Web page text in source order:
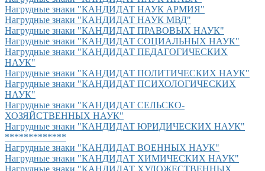
Нагрудные знаки "КАНДИДАТ НАУК АРМИЯ"
Нагрудные знаки "КАНДИДАТ НАУК МВД"
Нагрудные знаки "КАНДИДАТ ПРАВОВЫХ НАУК"
Нагрудные знаки "КАНДИДАТ СОЦИАЛЬНЫХ НАУК"
Нагрудные знаки "КАНДИДАТ ПЕДАГОГИЧЕСКИХ
НАУК"
Нагрудные знаки "КАНДИДАТ ПОЛИТИЧЕСКИХ НАУК"
Нагрудные знаки "КАНДИДАТ ПСИХОЛОГИЧЕСКИХ
НАУК"
Нагрудные знаки "КАНДИДАТ СЕЛЬСКО-
ХОЗЯЙСТВЕННЫХ НАУК"
Нагрудные знаки "КАНДИДАТ ЮРИДИЧЕСКИХ НАУК"
*************
Нагрудные знаки "КАНДИДАТ ВОЕННЫХ НАУК"
Нагрудные знаки "КАНДИДАТ ХИМИЧЕСКИХ НАУК"
Нагрудные знаки "КАНДИДАТ ХУДОЖЕСТВЕННЫХ